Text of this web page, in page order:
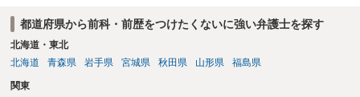
都道府県から前科・前歴をつけたくないに強い弁護士を探す
北海道・東北
北海道
青森県 岩手県 宮城県 秋田県 山形県 福島県
関東